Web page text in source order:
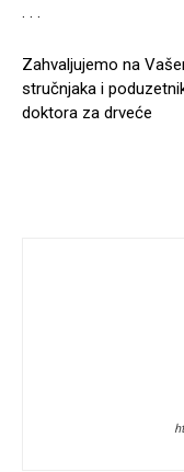
. . .
Zahvaljujemo na
stručnjaka i
doktora za drveće